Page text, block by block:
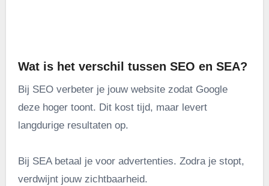
Wat is het verschil tussen SEO en SEA?
Bij SEO verbeter je jouw website zodat Google
deze hoger toont. Dit kost tijd, maar levert
langdurige resultaten op.
Bij SEA betaal je voor advertenties. Zodra je stopt,
verdwijnt jouw zichtbaarheid.